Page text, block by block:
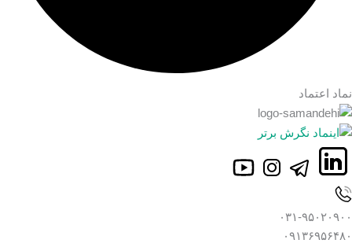
نماد اعتماد
۰۳۱-۹۵۰۲۰۹۰۰
۰۹۱۳۶۹۵۶۴۸۰